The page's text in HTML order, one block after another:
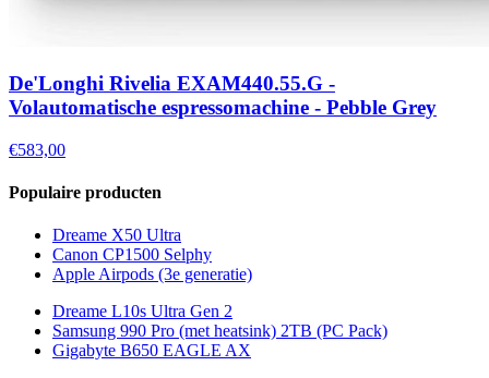
De'Longhi Rivelia EXAM440.55.G -
Volautomatische espressomachine - Pebble Grey
€583,00
Populaire producten
Dreame X50 Ultra
Canon CP1500 Selphy
Apple Airpods (3e generatie)
Dreame L10s Ultra Gen 2
Samsung 990 Pro (met heatsink) 2TB (PC Pack)
Gigabyte B650 EAGLE AX